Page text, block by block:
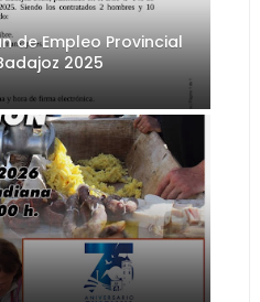
de Empleo Provincial
2025